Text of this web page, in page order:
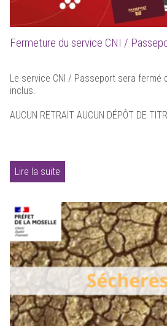
Fermeture du service CNI /
Le service CNI / Passeport sera fermé
inclus.
AUCUN RETRAIT AUCUN DÉPÔT DE
Lire la suite